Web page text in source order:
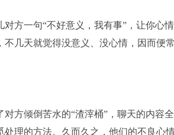
方一句“不好意义，我有事”，让你心
几天就觉得没意义、没心情，因而便常
方倾倒苦水的“渣滓桶”，聊天的内容
理的方法。久而久之，他们的不良心